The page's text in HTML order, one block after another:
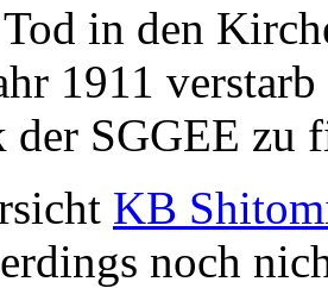
in den
1911
der SGGEE zu
KB
noch